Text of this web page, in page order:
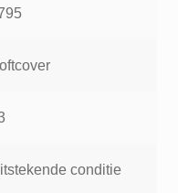
conditie